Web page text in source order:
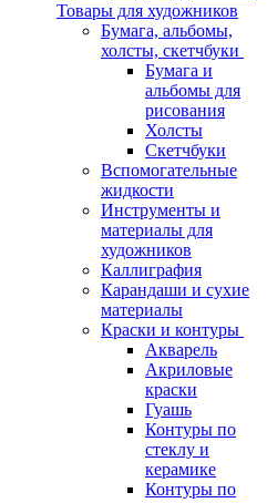
Товары для художников
Бумага, альбомы,
холсты, скетчбуки
Бумага и
альбомы для
рисования
Холсты
Скетчбуки
Вспомогательные
жидкости
Инструменты и
материалы для
художников
Каллиграфия
Карандаши и сухие
материалы
Краски и контуры
Акварель
Акриловые
краски
Гуашь
Контуры по
стеклу и
керамике
Контуры по